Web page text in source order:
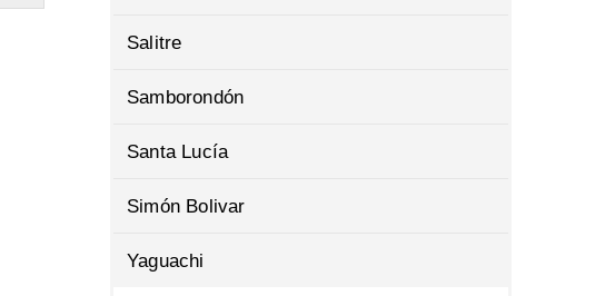
Salitre
Samborondón
Santa Lucía
Simón Bolivar
Yaguachi